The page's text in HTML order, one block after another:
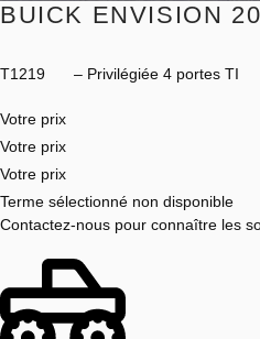
BUICK ENVISION
T1219 – Privilégiée 4 portes TI
Votre prix
Votre prix
Votre prix
Terme sélectionné non disponible
Contactez-nous pour connaître les